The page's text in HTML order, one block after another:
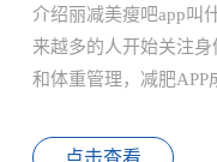
介绍丽减美瘦吧app叫
来越多的人开始关注身
和体重管理，减肥APP
APP是一个备受瞩目的